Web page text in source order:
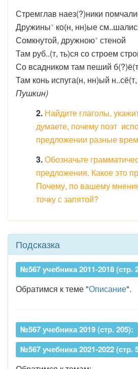
Стремглав наез(?)ники
Дружины* ко(н, нн)ые
Сомкнутой, дружною* стеной
Там руб..(т, ть)ся со строем
Со всадником там пеший
Там конь испуга(н, нн)ый н..сё(т,
Пушкин)
2. Найдите глаголы,
думаете, почему поэт
предложении разные
3.Обозначьте
предложения. Какое это
Почему, по вашему
точку с запятой?
Подсказка
№567 учебника 2011-2018 (стр.
Обратимся к теме "Описание".
№567 учебника 2019 (стр. 205):
№567 учебника 2021-2022 (стр.